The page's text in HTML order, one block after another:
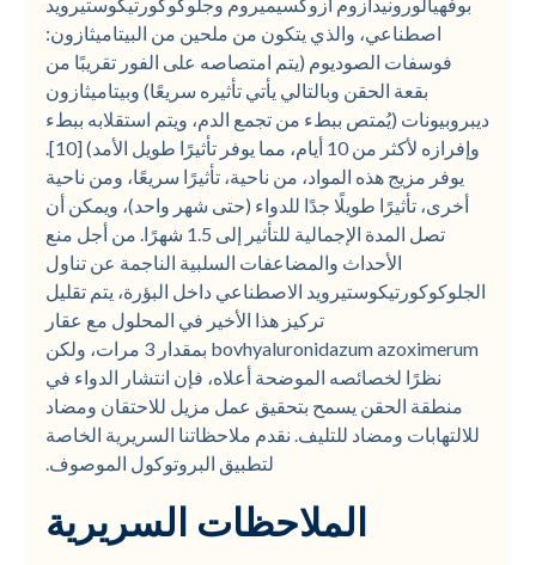
اصطناعي، والذي يتكون من ملحين من البيتاميثازون:
فوسفات الصوديوم (يتم امتصاصه على الفور تقريبًا من
بقعة الحقن وبالتالي يأتي تأثيره سريعًا) وبيتاميثازون
ديبروبيونات (يُمتص ببطء من تجمع الدم، ويتم استقلابه ببطء
وإفرازه لأكثر من 10 أيام، مما يوفر تأثيرًا طويل الأمد) [10].
يوفر مزيج هذه المواد، من ناحية، تأثيرًا سريعًا، ومن ناحية
أخرى، تأثيرًا طويلًا جدًا للدواء (حتى شهر واحد)، ويمكن أن
تصل المدة الإجمالية للتأثير إلى 1.5 شهرًا. من أجل منع
الأحداث والمضاعفات السلبية الناجمة عن تناول
الجلوكوكورتيكوستيرويد الاصطناعي داخل البؤرة، يتم تقليل
تركيز هذا الأخير في المحلول مع عقار
bovhyaluronidazum azoximerum بمقدار 3 مرات، ولكن
نظرًا لخصائصه الموضحة أعلاه، فإن انتشار الدواء في
منطقة الحقن يسمح بتحقيق عمل مزيل للاحتقان ومضاد
للالتهابات ومضاد للتليف. نقدم ملاحظاتنا السريرية الخاصة
لتطبيق البروتوكول الموصوف.
الملاحظات السريرية